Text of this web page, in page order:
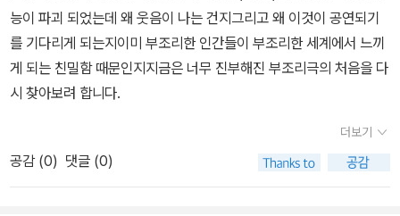
고 있다. 실제 희곡을 읽다보면 일면 알 수 없는 말들의 나열에 불과해
보일 때도 있다. <대머리 여가수>는 시계 종소리와 시간이 전혀 맞지
않는 것을 시작으로 부부 사이의 대화가 얼빠진 자들의 그것처럼 빗
나가기 일쑤이고 소방대장이 풀어놓는 재미있는 이야기는 중언부언
하거나 전혀 재미있지 않은 이야기들이다. 말장난이 이어지더니 문득
막이 내리는 식이다. 그들은 서로의 말을 이해하지 못하면서도 끊임
능이 파괴 되었는데 왜 웃음이 나는 건지그리고 왜 이것이 공연되기
를 기다리게 되는지이미 부조리한 인간들이 부조리한 세계에서 느끼
게 되는 친밀함 때문인지지금은 너무 진부해진 부조리극의 처음을 다
시 찾아보려 합니다.
더보기
공감 (0) 댓글 (0)